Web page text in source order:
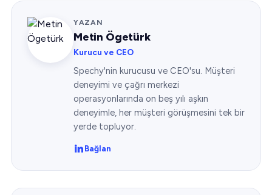
YAZAN
Metin Ögetürk
Kurucu ve CEO
Spechy'nin kurucusu ve CEO'su. Müşteri
deneyimi ve çağrı merkezi
operasyonlarında on beş yılı aşkın
deneyimle, her müşteri görüşmesini tek bir
yerde topluyor.
Bağlan